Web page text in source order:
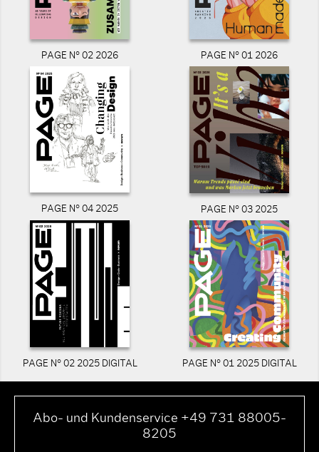
PAGE N° 02 2026 PAGE N° 01 2026
PAGE N° 04 2025 PAGE N° 03 2025
PAGE N° 02 2025 DIGITAL PAGE N° 01 2025 DIGITAL
Abo- und Kundenservice +49 731 88005-
8205